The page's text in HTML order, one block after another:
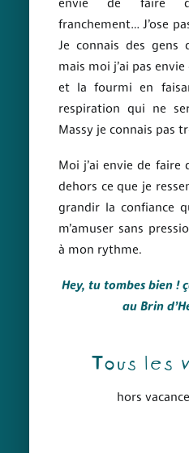
Archivesenvie de faire
franchement… J’ose
Je connais des
mais moi j’ai pas
et la fourmi en
respiration qui ne
Massy je connais pas
Moi j’ai envie de
dehors ce que je
grandir la confiance
m’amuser sans
à mon rythme.
Hey, tu tombes bien !
au Brin
Tous les
hors